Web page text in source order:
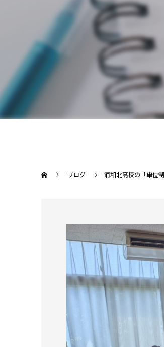
ブログ 浦和北高校の「単位